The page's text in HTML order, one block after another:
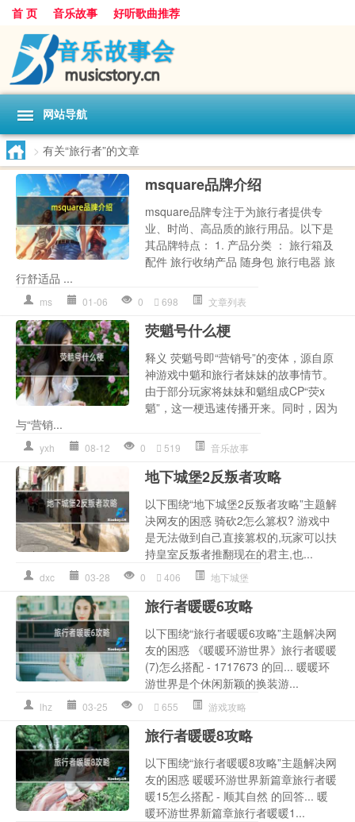
首 页 音乐故事 好听歌曲推荐
网站导航
> 有关“旅行者”的文章
msquare品牌介绍
msquare品牌专注于为旅行者提供专
业、时尚、高品质的旅行用品。以下是
其品牌特点： 1. 产品分类 ： 旅行箱及
配件 旅行收纳产品 随身包 旅行电器 旅
行舒适品 ...
ms 01-06 0 698 文章列表
荧魈号什么梗
释义 荧魈号即“营销号”的变体，源自原
神游戏中魈和旅行者妹妹的故事情节。
由于部分玩家将妹妹和魈组成CP“荧x
魈”，这一梗迅速传播开来。同时，因为
与“营销...
yxh 08-12 0 519 音乐故事
地下城堡2反叛者攻略
以下围绕“地下城堡2反叛者攻略”主题解
决网友的困惑 骑砍2怎么篡权? 游戏中
是无法做到自己直接篡权的,玩家可以扶
持皇室反叛者推翻现在的君主,也...
dxc 03-28 0 406 地下城堡
旅行者暖暖6攻略
以下围绕“旅行者暖暖6攻略”主题解决网
友的困惑 《暖暖环游世界》旅行者暖暖
(7)怎么搭配 - 1717673 的回... 暖暖环
游世界是个休闲新颖的换装游...
lhz 03-25 0 655 游戏攻略
旅行者暖暖8攻略
以下围绕“旅行者暖暖8攻略”主题解决网
友的困惑 暖暖环游世界新篇章旅行者暖
暖15怎么搭配 - 顺其自然 的回答... 暖
暖环游世界新篇章旅行者暖暖1...